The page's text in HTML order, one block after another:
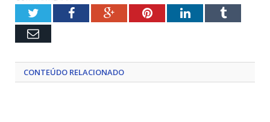
TwitterFacebookGoogle+PinterestLinkedInTumblr
Email
CONTEÚDO RELACIONADO